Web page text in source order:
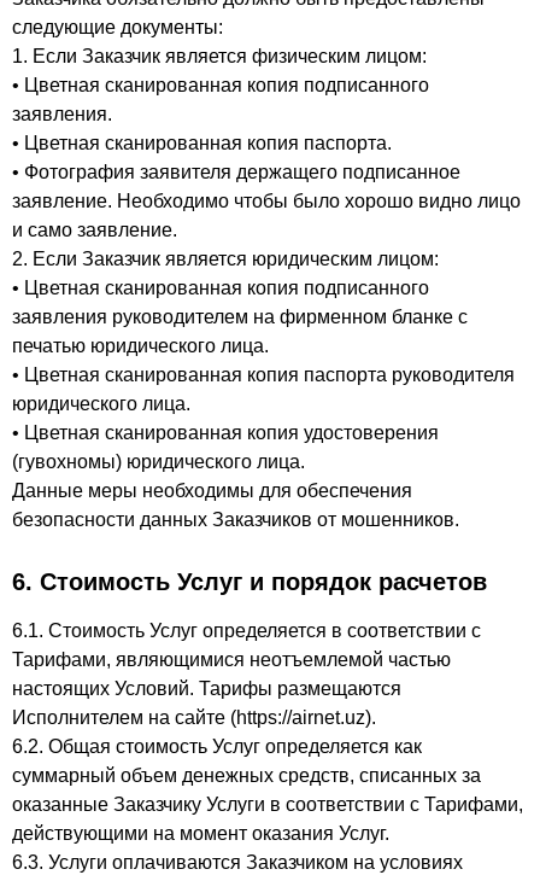
следующие документы:
1. Если Заказчик является физическим лицом:
• Цветная сканированная копия подписанного
заявления.
• Цветная сканированная копия паспорта.
• Фотография заявителя держащего подписанное
заявление. Необходимо чтобы было хорошо видно лицо
и само заявление.
2. Если Заказчик является юридическим лицом:
• Цветная сканированная копия подписанного
заявления руководителем на фирменном бланке с
печатью юридического лица.
• Цветная сканированная копия паспорта руководителя
юридического лица.
• Цветная сканированная копия удостоверения
(гувохномы) юридического лица.
Данные меры необходимы для обеспечения
безопасности данных Заказчиков от мошенников.
6. Стоимость Услуг и порядок расчетов
6.1. Стоимость Услуг определяется в соответствии с
Тарифами, являющимися неотъемлемой частью
настоящих Условий. Тарифы размещаются
Исполнителем на сайте (https://airnet.uz).
6.2. Общая стоимость Услуг определяется как
суммарный объем денежных средств, списанных за
оказанные Заказчику Услуги в соответствии с Тарифами,
действующими на момент оказания Услуг.
6.3. Услуги оплачиваются Заказчиком на условиях